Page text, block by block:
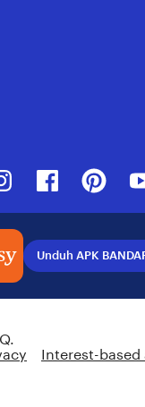
InstagramFacebook
Unduh APK
Interest-based